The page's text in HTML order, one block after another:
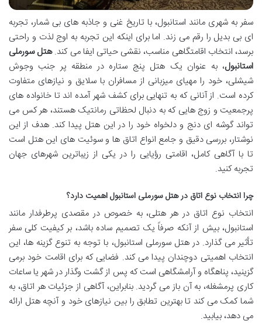
سفر به شهری مانند استانبول، با تاریخ غنی و جاذبه های بی شمار، تجربه
ای بی بدیل را رقم می زند. اما برای اینکه این تجربه به اوج لذت و راحتی
برسد، انتخاب اقامتگاهی مناسب، نقشی حیاتی ایفا می کند.هتل سورملی
استانبول، به عنوان یک هتل پنج ستاره در منطقه پر جنب وجوش
شیشلی، خود را مهیای میزبانی از مسافران با سلایق و نیازهای متفاوت
کرده است. از آنانی که به تنهایی برای کشف شهر آمده اند تا خانواده های
پرجمعیت و زوج هایی که به دنبال لحظاتی رمانتیک هستند، هر کس می
تواند گوشه ای دنج و دلخواه خود را در این هتل پیدا کند. هدف از این
نوشتار، بررسی دقیق و جامع انواع اتاق ها و سوئیت های این هتل است
تا با آگاهی کامل، اقامتی رؤیایی را در یکی از زیباترین شهرهای جهان
تجربه کنید.
چرا انتخاب نوع اتاق در هتل سورملی استانبول اهمیت دارد؟
انتخاب نوع اتاق در هر هتلی، به خصوص در مقصدی پرطرفدار مانند
استانبول، بیش از آنکه صرفاً یک تصمیم ساده باشد، بر کیفیت کلی سفر
تأثیر می گذارد. در هتل سورملی استانبول، با توجه به تنوع گزینه ها، این
انتخاب اهمیتی دوچندان پیدا می کند. فضایی که برای اقامت خود برمی
گزینید، پناهگاه و آرامشگاهی است که پس از گشت وگذار در شهر یا ساعات
کاری پرمشغله، به آن باز می گردید. بنابراین، آگاهی از جزئیات هر اتاق، به
شما کمک می کند تا بهترین تطابق را بین نیازهای خود و آنچه هتل ارائه
می دهد، بیابید.